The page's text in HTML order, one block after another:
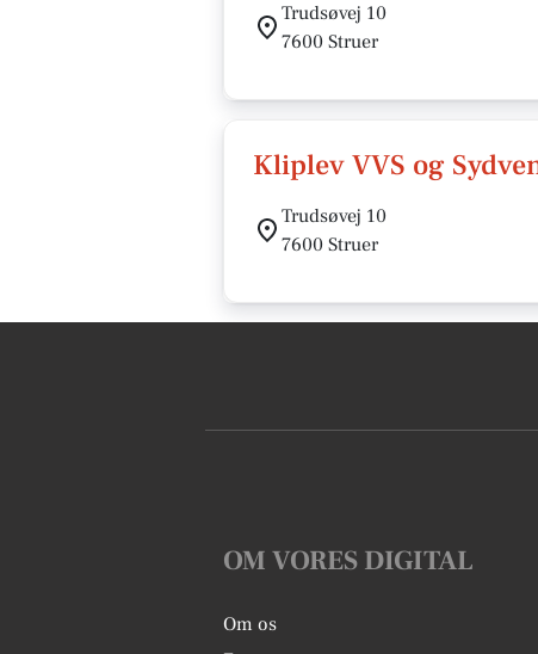
Trudsøvej 10
7600 Struer
Kliplev VVS og
Trudsøvej 10
7600 Struer
OM VORES DIGITAL
Om os